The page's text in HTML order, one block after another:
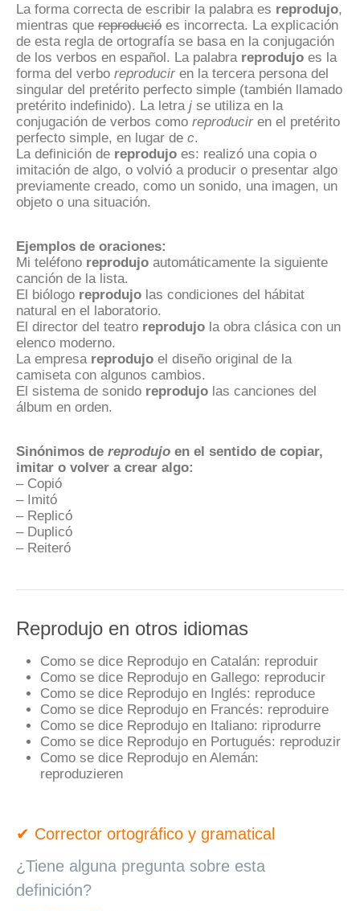
La forma correcta de escribir la palabra es reprodujo
mientras que reprodució es incorrecta. La explicación
de esta regla de ortografía se basa en la conjugación
de los verbos en español. La palabra reprodujo es la
forma del verbo reproducir en la tercera persona del
singular del pretérito perfecto simple (también llamado
pretérito indefinido). La letra j se utiliza en la
conjugación de verbos como reproducir en el pretérito
perfecto simple, en lugar de c
La definición de reprodujo es: realizó una copia o
imitación de algo, o volvió a producir o presentar algo
previamente creado, como un sonido, una imagen, un
objeto o una situación.
Ejemplos de oraciones:
Mi teléfono reprodujo automáticamente la siguiente
canción de la lista.
El biólogo reprodujo las condiciones del hábitat
natural en el laboratorio.
El director del teatro reprodujo la obra clásica con un
elenco moderno.
La empresa reprodujo el diseño original de la
camiseta con algunos cambios.
El sistema de sonido reprodujo las canciones del
álbum en orden.
Sinónimos de reprodujo en el sentido de copiar,
imitar o volver a crear algo:
– Copió
– Imitó
– Replicó
– Duplicó
– Reiteró
Reprodujo en otros idiomas
Como se dice Reprodujo en Catalán: reproduir
Como se dice Reprodujo en Gallego: reproducir
Como se dice Reprodujo en Inglés: reproduce
Como se dice Reprodujo en Francés: reproduire
Como se dice Reprodujo en Italiano: riprodurre
Como se dice Reprodujo en Portugués: reproduzir
Como se dice Reprodujo en Alemán:
reproduzieren
✔ Corrector ortográfico y gramatical
¿Tiene alguna pregunta sobre esta
definición?